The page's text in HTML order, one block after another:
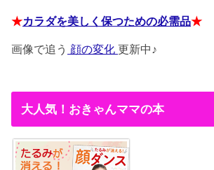
★カラダを美しく保つための必需品★
画像で追う 顔の変化 更新中♪
大人気！おきゃんママの本